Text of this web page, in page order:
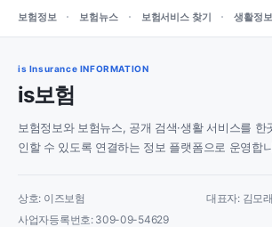
보험정보 보험뉴스 보험서비스 찾기 생활정보
is Insurance INFORMATION
is보험
보험정보와 보험뉴스, 공개 검색·생활 서비스를
인할 수 있도록 연결하는 정보 플랫폼으로 운영합
상호: 이즈보험
대표자: 김모래
사업자등록번호: 309-09-54629